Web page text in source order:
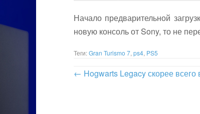
Начало предварительной
новую консоль от Sony, то не
Теги:Gran Turismo 7, ps4, PS5
← Hogwarts Legacy скорее